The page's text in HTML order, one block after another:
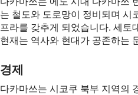
는 철도와 도로망이 정비되며 시
프라를 갖추게 되었습니다. 세토
현재는 역사와 현대가 공존하는
경제
다카마쓰는 시코쿠 북부 지역의